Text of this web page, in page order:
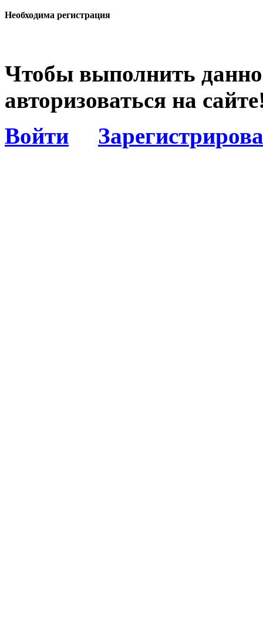
Необходима регистрация
Чтобы выполнить
авторизоваться на
Войти